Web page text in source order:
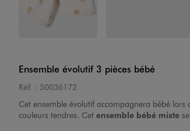
Ensemble évolutif 3 pièces bébé
Réf. : 50036172
Cet ensemble évolutif accompagnera bébé
couleurs tendres. Cet ensemble bébé mixte